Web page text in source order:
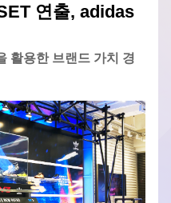
연출, adidas
활용한 브랜드 가치 경